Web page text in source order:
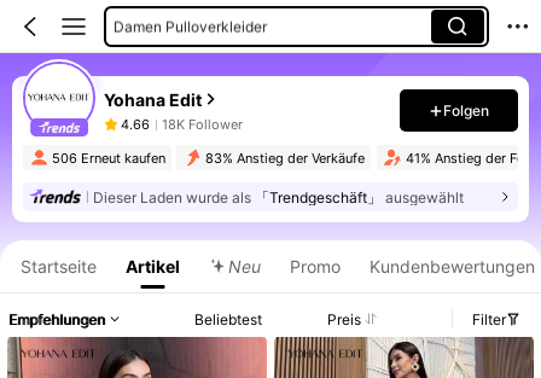
Damen Pulloverkleider
Yohana Edit
4.66 18K Follower
Folgen
506 Erneut kaufen 83% Anstieg der Verkäufe 41% Anstieg der
Dieser Laden wurde als 「Trendgeschäft」 ausgewählt
Startseite Artikel Neu Promo Kundenbewertungen
Empfehlungen Beliebtest Preis Filter